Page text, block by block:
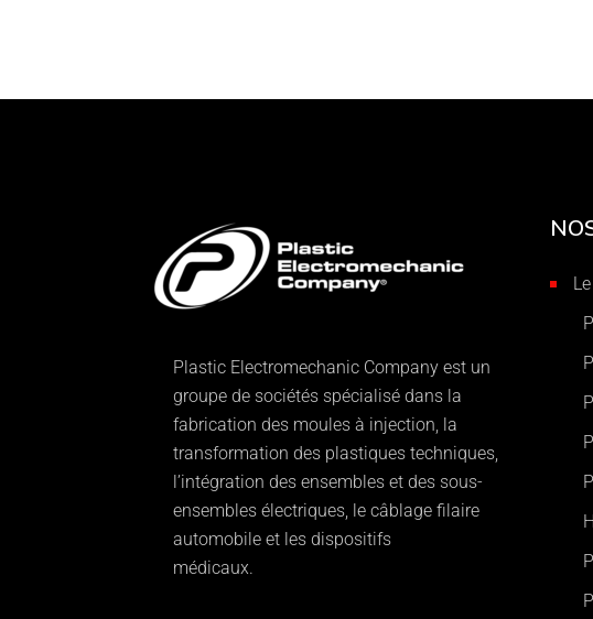
Plastic Electromechanic Company est un
groupe de sociétés spécialisé dans la
fabrication des moules à injection, la
transformation des plastiques techniques,
l’intégration des ensembles et des sous-
ensembles électriques, le câblage filaire
automobile et les dispositifs
médicaux.